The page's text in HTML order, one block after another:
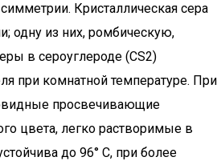
Кристаллическая сера
одну из них, ромбическую,
в сероуглероде (CS2)
при комнатной температуре. При
просвечивающие
цвета, легко растворимые в
до 96° С, при более